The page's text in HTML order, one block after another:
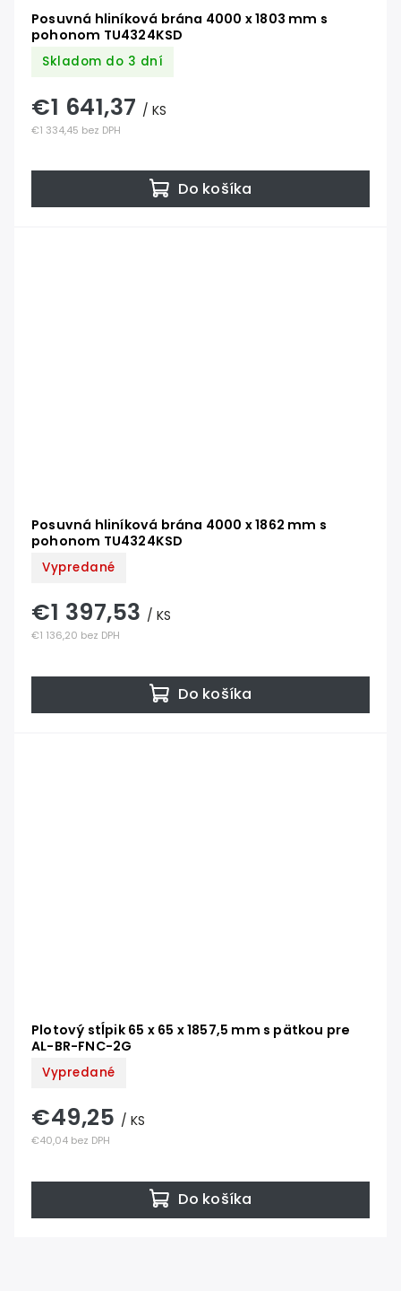
Posuvná hliníková brána 4000 x 1803 mm s
pohonom TU4324KSD
Skladom do 3 dní
€1 334,45 bez DPH
€1 641,37 / KS
Do košíka
Posuvná hliníková brána 4000 x 1862 mm s
pohonom TU4324KSD
Vypredané
€1 136,20 bez DPH
€1 397,53 / KS
Do košíka
Plotový stĺpik 65 x 65 x 1857,5 mm s pätkou pre
AL-BR-FNC-2G
Vypredané
€40,04 bez DPH
€49,25 / KS
Do košíka